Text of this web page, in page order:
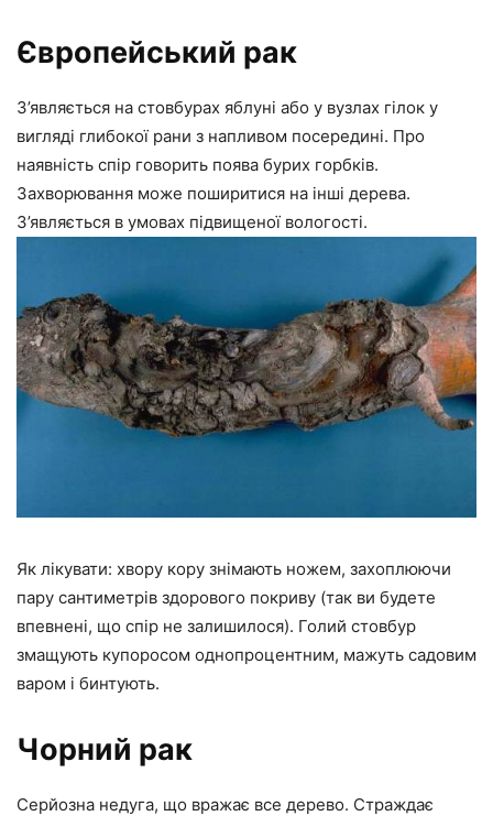
Європейський рак
З’являється на стовбурах яблуні або у вузлах гілок у
вигляді глибокої рани з напливом посередині. Про
наявність спір говорить поява бурих горбків.
Захворювання може поширитися на інші дерева.
З’являється в умовах підвищеної вологості.
Як лікувати: хвору кору знімають ножем, захоплюючи
пару сантиметрів здорового покриву (так ви будете
впевнені, що спір не залишилося). Голий стовбур
змащують купоросом однопроцентним, мажуть садовим
варом і бинтують.
Чорний рак
Серйозна недуга, що вражає все дерево. Страждає